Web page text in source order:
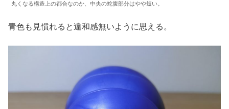
丸くなる構造上の都合なのか、中央の蛇腹部分はやや短い。
青色も見慣れると違和感無いように思える。